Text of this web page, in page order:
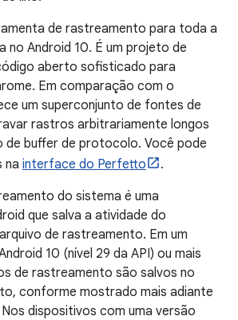
de rastreamento para toda a
no Android 10. É um projeto de
aberto sofisticado para
Em comparação com o
um superconjunto de fontes de
rastros arbitrariamente longos
de buffer de protocolo. Você pode
na interface do Perfetto
.
do sistema é uma
que salva a atividade do
de rastreamento. Em um
10 (nível 29 da API) ou mais
de rastreamento são salvos no
conforme mostrado mais adiante
dispositivos com uma versão